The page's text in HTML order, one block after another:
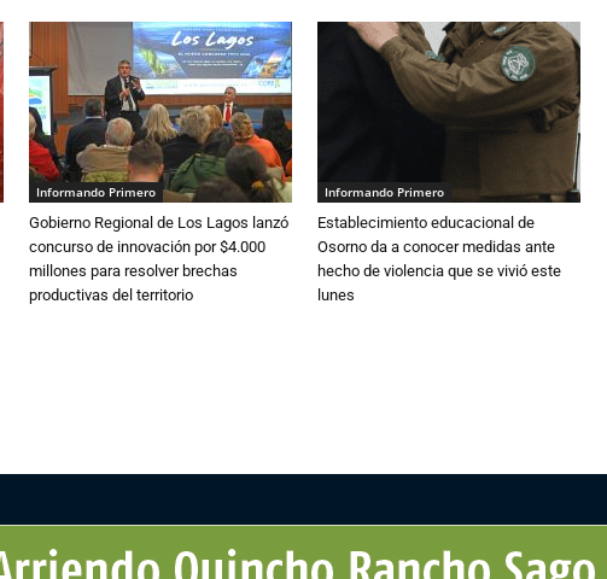
Informando Primero
Gobierno Regional de Los Lagos lanzó
concurso de innovación por $4.000
millones para resolver brechas
productivas del territorio
Informando Primero
Establecimiento educacional de
Osorno da a conocer medidas ante
hecho de violencia que se vivió este
lunes